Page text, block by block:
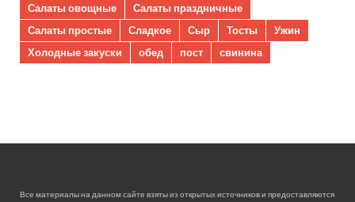
Салаты овощные
Салаты праздничные
Салаты простые
Сладкое Сыр Тосты
Ужин
Холодные закуски
обед пост свинина
Все материалы на данном сайте взяты из открытых источников и предоставляются